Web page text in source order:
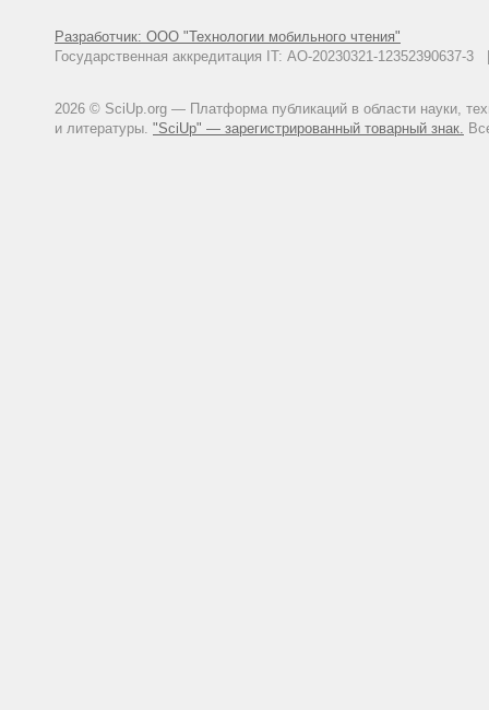
Разработчик: ООО "Технологии мобильного чтения"
Государственная аккредитация IT: АО-20230321-
2026 © SciUp.org — Платформа публикаций в области науки,
и литературы. "SciUp" — зарегистрированный товарный знак.